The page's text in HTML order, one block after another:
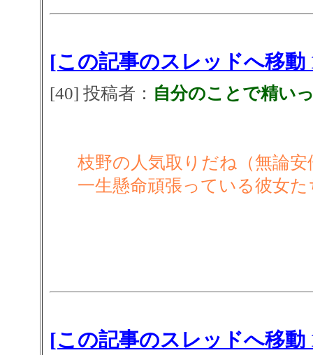
[この記事のスレッドへ移動
[40] 投稿者： 自分のことで精い
枝野の人気取りだね（無論
一生懸命頑張っている彼女
[この記事のスレッドへ移動